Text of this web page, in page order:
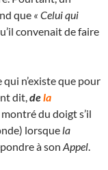
que « Celui qui
convenait de faire
qui n’existe que pour
dit, dela
du doigt s’il
lorsque la
à son Appel